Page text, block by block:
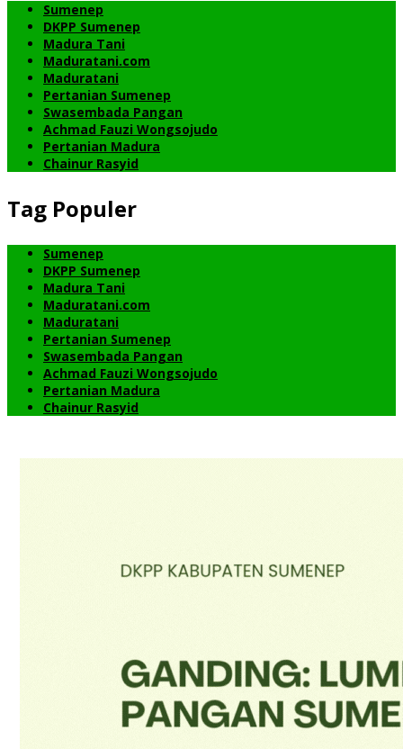
Sumenep
DKPP Sumenep
Madura Tani
Maduratani.com
Maduratani
Pertanian Sumenep
Swasembada Pangan
Achmad Fauzi Wongsojudo
Pertanian Madura
Chainur Rasyid
Tag Populer
Sumenep
DKPP Sumenep
Madura Tani
Maduratani.com
Maduratani
Pertanian Sumenep
Swasembada Pangan
Achmad Fauzi Wongsojudo
Pertanian Madura
Chainur Rasyid